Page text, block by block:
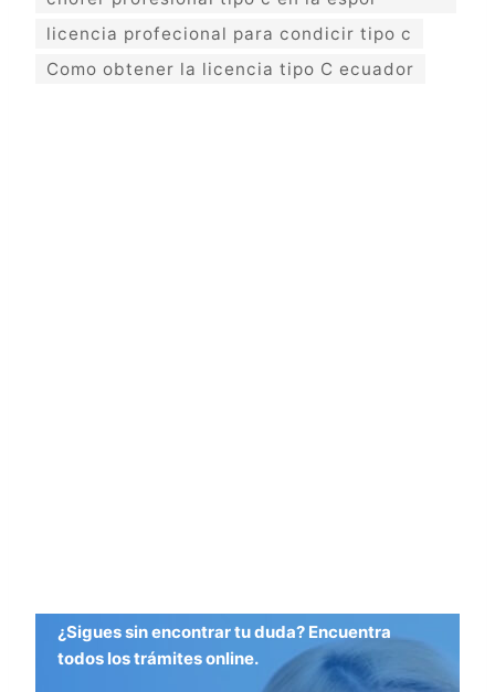
licencia profecional para condicir tipo c
Como obtener la licencia tipo C ecuador
¿Sigues sin encontrar tu duda? Encuentra
todos los trámites online.